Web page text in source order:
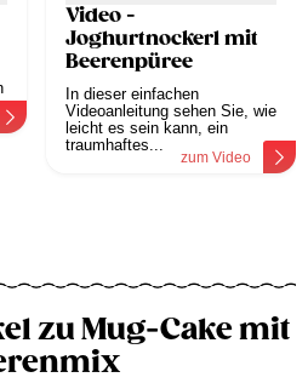
Video -
Joghurtnockerl mit
Beerenpüree
In dieser einfachen
Videoanleitung sehen Sie, wie
leicht es sein kann, ein
traumhaftes...
zum Video
zu Mug-Cake mit